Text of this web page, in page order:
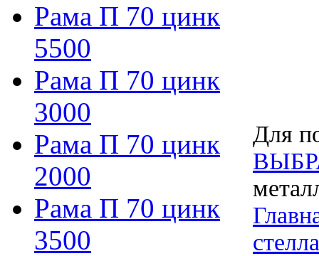
Рама П 70 цинк
5500
Рама П 70 цинк
3000
Рама П 70 цинк
2000
Рама П 70 цинк
3500
Для